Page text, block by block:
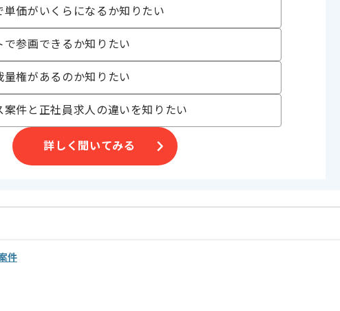
業務システム
規立ち上げ , BtoB向け , 新技術に積極的 , 週3日から可能 , スタートアップ , 自社
装自由 , 自社内開発が多い
時間〜180時間
です。
す。
す。
単価がいくらになるか知りたい
で参画できるか知りたい
量権があるのか知りたい
案件と正社員求人の違いを知りたい
詳しく聞いてみる
件